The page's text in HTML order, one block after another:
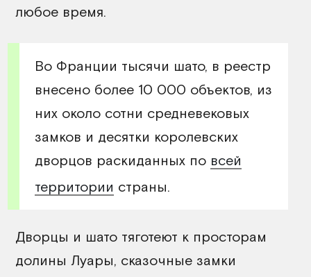
любое время.
Во Франции тысячи шато, в реестр
внесено более 10 000 объектов, из
них около сотни средневековых
замков и десятки королевских
дворцов раскиданных по всей
территории страны.
Дворцы и шато тяготеют к просторам
долины Луары, сказочные замки